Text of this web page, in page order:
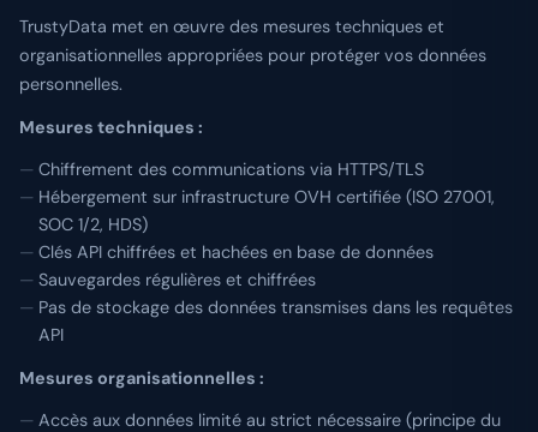
TrustyData met en œuvre des mesures techniques et
organisationnelles appropriées pour protéger vos données
personnelles.
Mesures techniques :
Chiffrement des communications via HTTPS/TLS
Hébergement sur infrastructure OVH certifiée (ISO 27001,
SOC 1/2, HDS)
Clés API chiffrées et hachées en base de données
Sauvegardes régulières et chiffrées
Pas de stockage des données transmises dans les requêtes
API
Mesures organisationnelles :
Accès aux données limité au strict nécessaire (principe du